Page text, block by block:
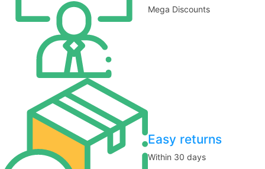
Mega Discounts
Easy returns
Within 30 days